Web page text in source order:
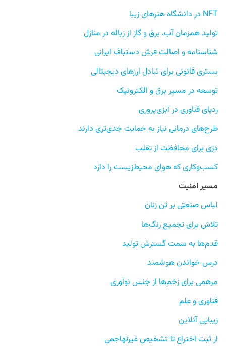
NFT در دانشگاه هنرهای زیبا
تولید همزمان آب، برق و گاز از زباله در منازل
شناسنامه و اصالت فرش دستباف ایرانی
بستری قانونی برای تبادل ارزهای دیجیتالی
توسعه در مسیر برق و الکترونیک
ردپای فناوری در آبزی‌پروری
طرح‌های درمانی نیاز به حمایت جدی‌تری دارند
دژی برای محافظت از تقلب
کسب‌وکاری که هوای محیط‌زیست را دارد
مسیر امنیت
لباس صنعتی بر تن زنان
تلاش برای تجمیع رنگ‌ها
قدم‌ها به سمت گسترش تولید
درس‌ خواندن هوشمند
مرهمی برای زخم‌ها از جنس نوآوری
فناوری و علم
زیبایی آنلاین
از ثبت اختراع تا تشخیص غیرتهاجمی